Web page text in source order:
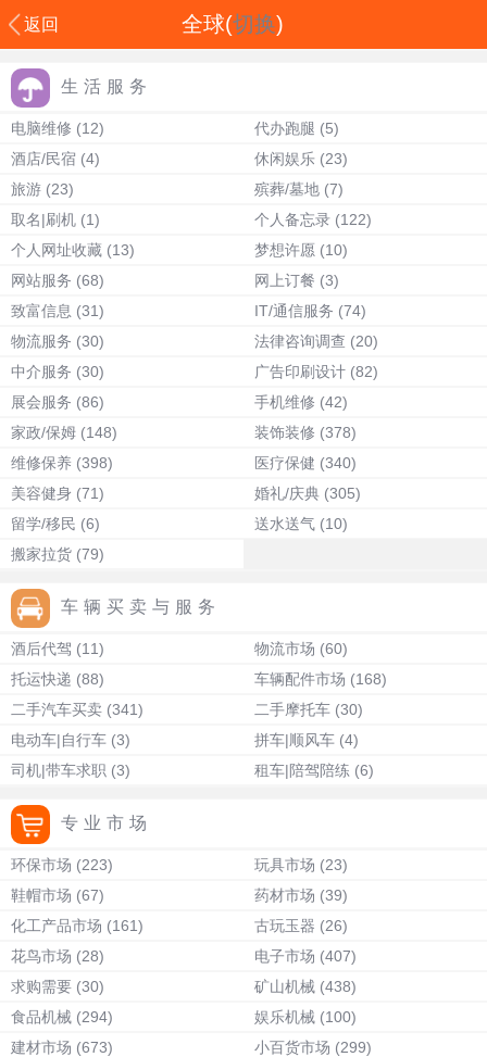
返回 全球(切换)
生活服务
电脑维修 (12) 代办跑腿 (5)
酒店/民宿 (4) 休闲娱乐 (23)
旅游 (23) 殡葬/墓地 (7)
取名|刷机 (1) 个人备忘录 (122)
个人网址收藏 (13) 梦想许愿 (10)
网站服务 (68) 网上订餐 (3)
致富信息 (31) IT/通信服务 (74)
物流服务 (30) 法律咨询调查 (20)
中介服务 (30) 广告印刷设计 (82)
展会服务 (86) 手机维修 (42)
家政/保姆 (148) 装饰装修 (378)
维修保养 (398) 医疗保健 (340)
美容健身 (71) 婚礼/庆典 (305)
留学/移民 (6) 送水送气 (10)
搬家拉货 (79)
车辆买卖与服务
酒后代驾 (11) 物流市场 (60)
托运快递 (88) 车辆配件市场 (168)
二手汽车买卖 (341) 二手摩托车 (30)
电动车|自行车 (3) 拼车|顺风车 (4)
司机|带车求职 (3) 租车|陪驾陪练 (6)
专业市场
环保市场 (223) 玩具市场 (23)
鞋帽市场 (67) 药材市场 (39)
化工产品市场 (161) 古玩玉器 (26)
花鸟市场 (28) 电子市场 (407)
求购需要 (30) 矿山机械 (438)
食品机械 (294) 娱乐机械 (100)
建材市场 (673) 小百货市场 (299)